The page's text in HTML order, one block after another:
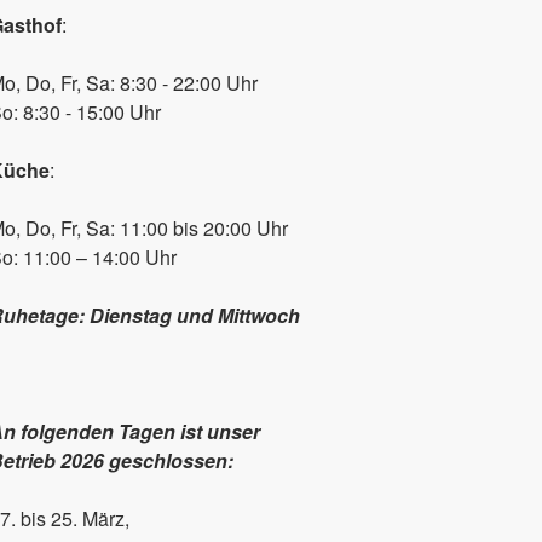
:
Do, Fr, Sa: 8:30 - 22:00 Uhr
8:30 - 15:00 Uhr
:
Do, Fr, Sa: 11:00 bis 20:00 Uhr
11:00 – 14:00 Uhr
Dienstag und Mittwoch
folgenden Tagen ist unser
2026 geschlossen:
bis 25. März,